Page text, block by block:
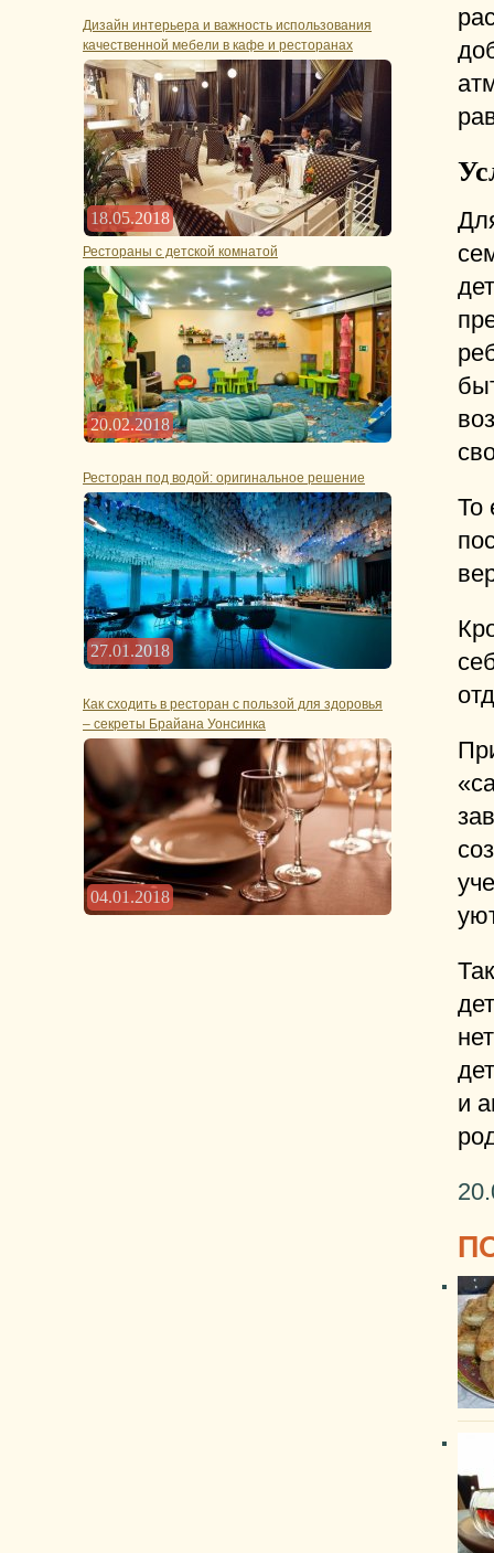
Дизайн интерьера и важность использования
качественной мебели в кафе и ресторанах
18.05.2018
Рестораны с детской комнатой
20.02.2018
Ресторан под водой: оригинальное решение
27.01.2018
Как сходить в ресторан с пользой для здоровья
– секреты Брайана Уонсинка
04.01.2018
То
и